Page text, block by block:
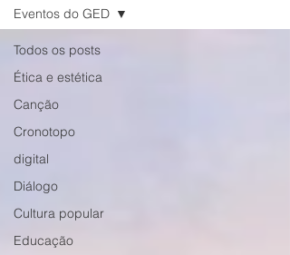
Todos os posts
Ética e estética
Canção
Cronotopo
digital
Diálogo
Cultura popular
Educação
Eventos do GED